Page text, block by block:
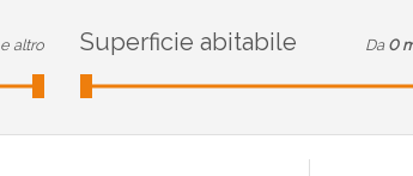
e altro Superficie abitabile Da 0